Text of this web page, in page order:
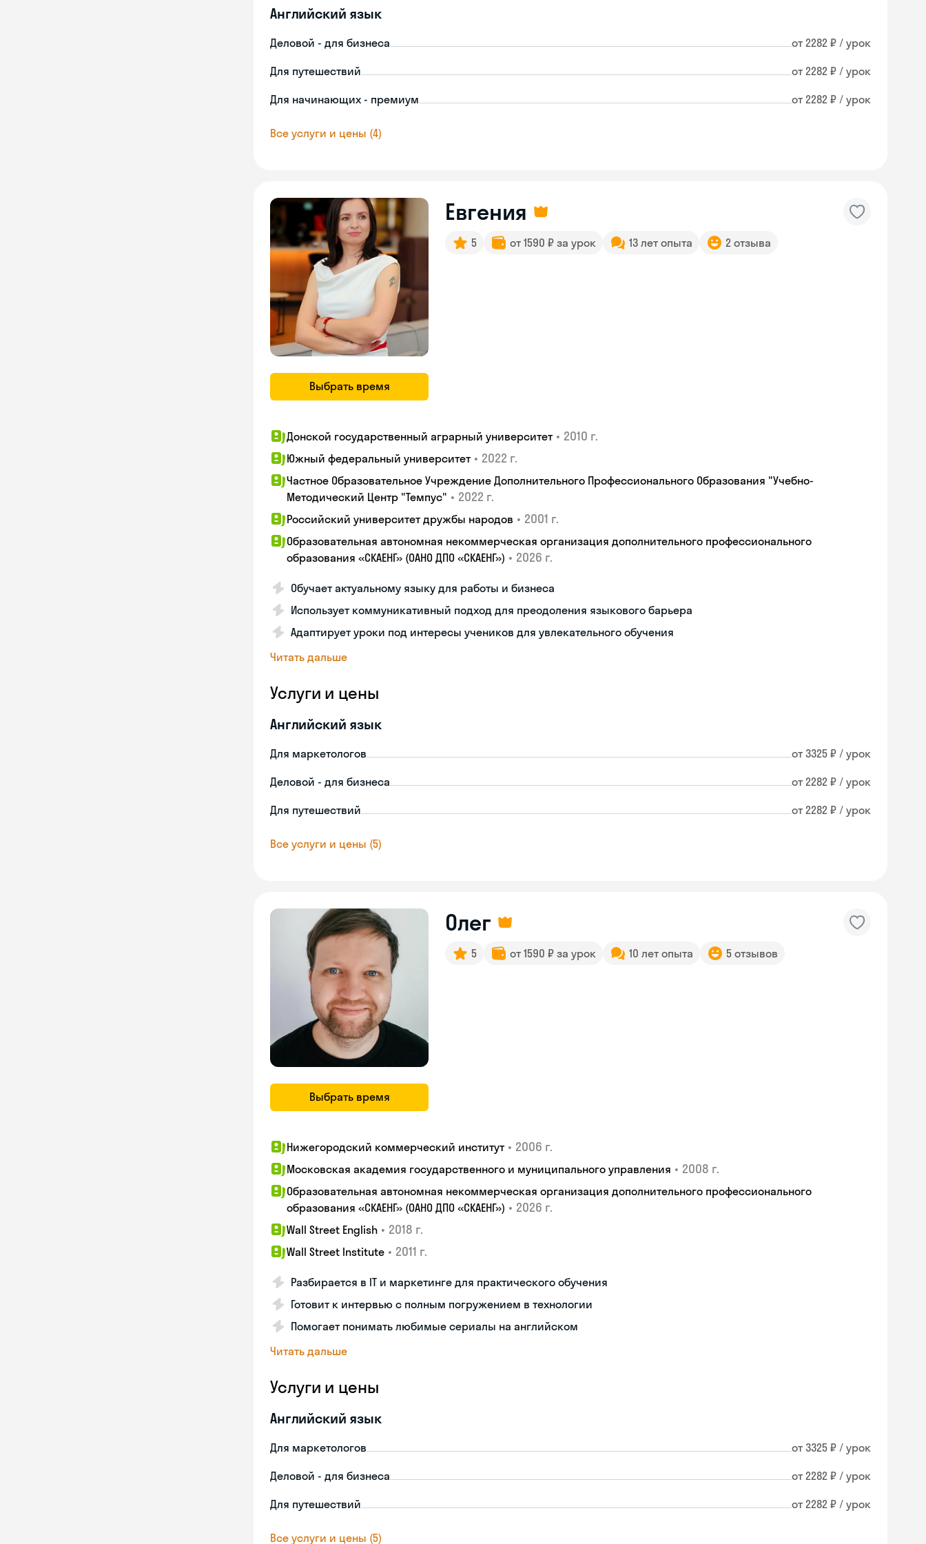
Английский язык
Деловой - для бизнеса от 2282 ₽ / урок
Для путешествий от 2282 ₽ / урок
Для начинающих - премиум от 2282 ₽ / урок
Все услуги и цены (4)
Выбрать время
Евгения
5 от 1590 ₽ за урок 13 лет опыта 2 отзыва
Донской государственный аграрный университет • 2010 г.
Южный федеральный университет • 2022 г.
Частное Образовательное Учреждение Дополнительного Профессионального Образования "Учебно-
Методический Центр "Темпус" • 2022 г.
Российский университет дружбы народов • 2001 г.
Образовательная автономная некоммерческая организация дополнительного профессионального
образования «СКАЕНГ» (ОАНО ДПО «СКАЕНГ») • 2026 г.
Обучает актуальному языку для работы и бизнеса
Использует коммуникативный подход для преодоления языкового барьера
Адаптирует уроки под интересы учеников для увлекательного обучения
Читать дальше
Услуги и цены
Английский язык
Для маркетологов от 3325 ₽ / урок
Деловой - для бизнеса от 2282 ₽ / урок
Для путешествий от 2282 ₽ / урок
Все услуги и цены (5)
Выбрать время
Олег
5 от 1590 ₽ за урок 10 лет опыта 5 отзывов
Нижегородский коммерческий институт • 2006 г.
Московская академия государственного и муниципального управления • 2008 г.
Образовательная автономная некоммерческая организация дополнительного профессионального
образования «СКАЕНГ» (ОАНО ДПО «СКАЕНГ») • 2026 г.
Wall Street English • 2018 г.
Wall Street Institute • 2011 г.
Разбирается в IT и маркетинге для практического обучения
Готовит к интервью с полным погружением в технологии
Помогает понимать любимые сериалы на английском
Читать дальше
Услуги и цены
Английский язык
Для маркетологов от 3325 ₽ / урок
Деловой - для бизнеса от 2282 ₽ / урок
Для путешествий от 2282 ₽ / урок
Все услуги и цены (5)